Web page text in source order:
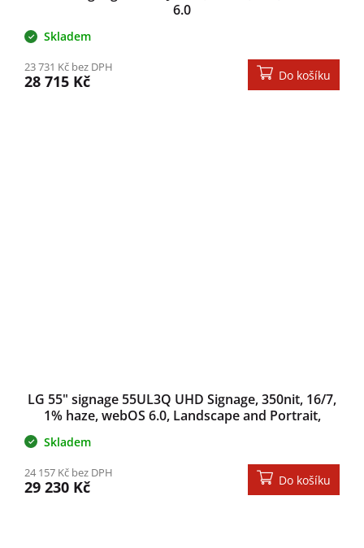
6.0
Skladem
23 731 Kč bez DPH
28 715 Kč Do košíku
LG 55" signage 55UL3Q UHD Signage, 350nit, 16/7,
1% haze, webOS 6.0, Landscape and Portrait,
Skladem
24 157 Kč bez DPH
29 230 Kč Do košíku